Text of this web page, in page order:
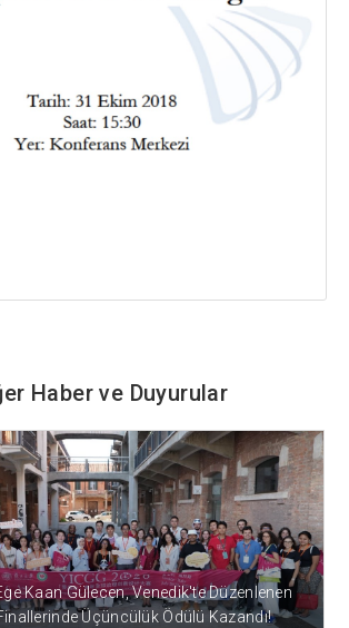
Haber ve Duyurular
Kaan Gülecen, Venedik'te Düzenlenen
Üçüncülük Ödülü Kazandı!